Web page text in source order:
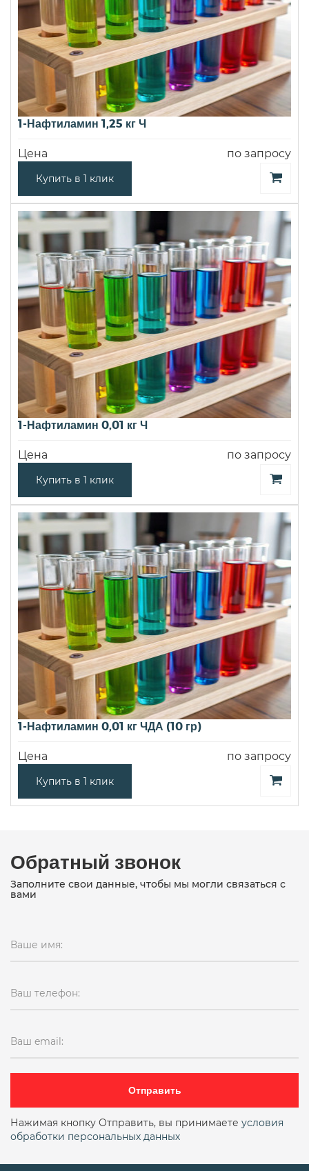
1-Нафтиламин 1,25 кг Ч
Цена по запросу
Купить в 1 клик
1-Нафтиламин 0,01 кг Ч
Цена по запросу
Купить в 1 клик
1-Нафтиламин 0,01 кг ЧДА (10 гр)
Цена по запросу
Купить в 1 клик
Обратный звонок
Заполните свои данные, чтобы мы могли связаться с
вами
Ваше имя:
Ваш телефон:
Ваш email:
Отправить
Нажимая кнопку Отправить, вы принимаете условия
обработки персональных данных